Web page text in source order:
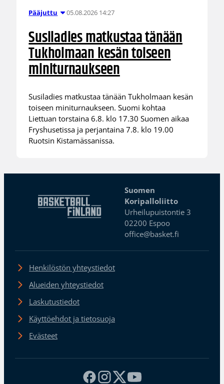
Pääjuttu 05.08.2026 14:27
Susiladies matkustaa tänään
Tukholmaan kesän toiseen
miniturnaukseen
Susiladies matkustaa tänään Tukholmaan kesän
toiseen miniturnaukseen. Suomi kohtaa
Liettuan torstaina 6.8. klo 17.30 Suomen aikaa
Fryshusetissa ja perjantaina 7.8. klo 19.00
Ruotsin Kistamässanissa.
Suomen
Koripalloliitto
Urheilupuistontie 3
02200 Espoo
office@basket.fi
Henkilöstön yhteystiedot
Alueiden yhteystiedot
Laskutustiedot
Käyttöehdot ja tietosuoja
Evästeet